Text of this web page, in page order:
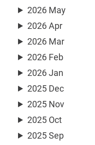
2026 May
2026 Apr
2026 Mar
2026 Feb
2026 Jan
2025 Dec
2025 Nov
2025 Oct
2025 Sep